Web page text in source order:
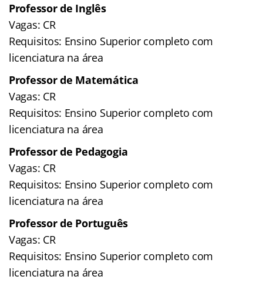
Professor de Inglês
Vagas: CR
Requisitos: Ensino Superior completo com
licenciatura na área
Professor de Matemática
Vagas: CR
Requisitos: Ensino Superior completo com
licenciatura na área
Professor de Pedagogia
Vagas: CR
Requisitos: Ensino Superior completo com
licenciatura na área
Professor de Português
Vagas: CR
Requisitos: Ensino Superior completo com
licenciatura na área